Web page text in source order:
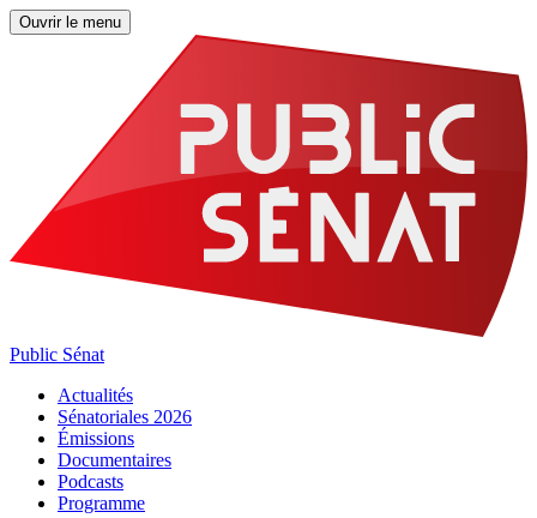
Ouvrir le menu
Public Sénat
Actualités
Sénatoriales 2026
Émissions
Documentaires
Podcasts
Programme